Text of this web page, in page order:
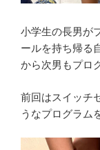
小学生の長男が
ールを持ち帰る
から次男もプロ
前回はスイッチ
うなプログラム